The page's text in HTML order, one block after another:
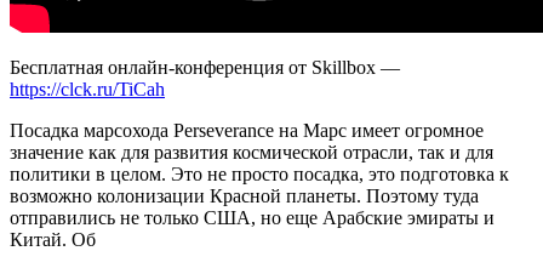
Бесплатная онлайн-конференция от Skillbox —
https://clck.ru/TiCah
Посадка марсохода Perseverance на Марс имеет огромное
значение как для развития космической отрасли, так и для
политики в целом. Это не просто посадка, это подготовка к
возможно колонизации Красной планеты. Поэтому туда
отправились не только США, но еще Арабские эмираты и
Китай. Об